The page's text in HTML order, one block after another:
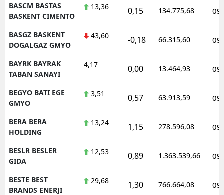
BASCM BASTAS
BASKENT CIMENTO
13,36 0,15 134.775,68
BASGZ BASKENT
DOGALGAZ GMYO
43,60 -0,18 66.315,60
BAYRK BAYRAK
TABAN SANAYI
4,17 0,00 13.464,93
BEGYO BATI EGE
GMYO
3,51 0,57 63.913,59
BERA BERA
HOLDING
13,24 1,15 278.596,08
BESLR BESLER
GIDA
12,53 0,89 1.363.539,66
BESTE BEST
BRANDS ENERJI
29,68 1,30 766.664,08